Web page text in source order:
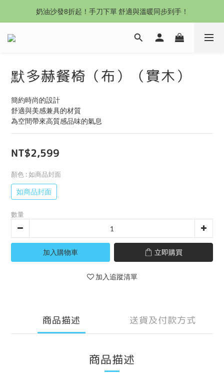
沙發新登場｜想躺就躺，頭等艙到商務艙一次擁有
奶油沙發8折起！手刀下單 舒適與溫暖同步到手！
Outlet專區：期間限定，驚喜下殺中！
默多赫餐椅（布）（實木）
簡約時尚的設計
舒適與美感兼具的材質
為空間帶來高質感品味的氣息
NT$2,599
顏色 : 如商品封面
如商品封面
數量
加入購物車 立即購買
加入追蹤清單
商品描述 送貨及付款方式
商品描述